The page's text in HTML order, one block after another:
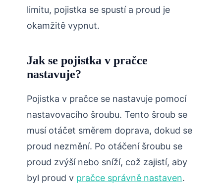
limitu, pojistka se spustí a proud je
okamžitě vypnut.
Jak se pojistka v pračce
nastavuje?
Pojistka v pračce se nastavuje pomocí
nastavovacího šroubu. Tento šroub se
musí otáčet směrem doprava, dokud se
proud nezmění. Po otáčení šroubu se
proud zvýší nebo sníží, což zajistí, aby
byl proud v pračce správně nastaven.